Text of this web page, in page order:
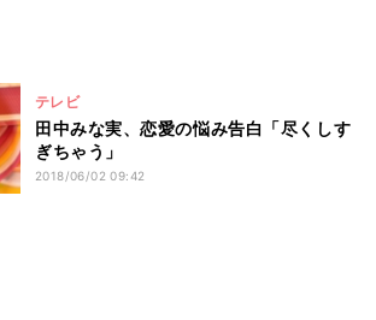
テレビ
田中みな実、恋愛の悩み告白「尽くしす
ぎちゃう」
2018/06/02 09:42